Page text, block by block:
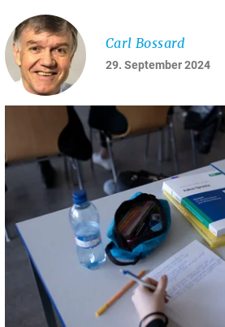
29. September 2024
Carl Bossard